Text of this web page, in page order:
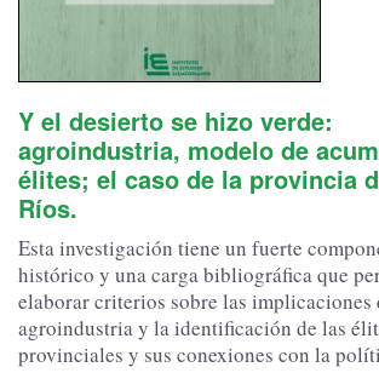
Y el desierto se hizo verde:
agroindustria, modelo de
élites; el caso de la provincia
Ríos.
Esta investigación tiene un fuerte
histórico y una carga bibliográfica que
elaborar criterios sobre las implicaciones
agroindustria y la identificación de las
provinciales y sus conexiones con la